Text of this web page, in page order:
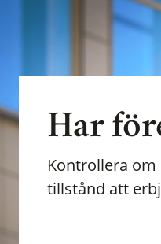
Har
Kontrollera
tillstånd att